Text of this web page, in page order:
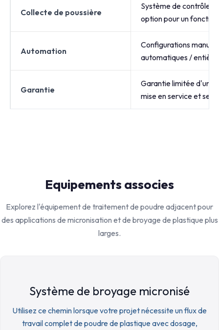
Collecte de poussière
Système de contrôle
option pour un
Automation
Configurations
automatiques /
Garantie
Garantie limitée d'un
mise en service et
Equipements associes
Explorez l'équipement de traitement de poudre adjacent pour
des applications de micronisation et de broyage de plastique plus
larges.
Système de broyage micronisé
Utilisez ce chemin lorsque votre projet nécessite un flux de
travail complet de poudre de plastique avec dosage,